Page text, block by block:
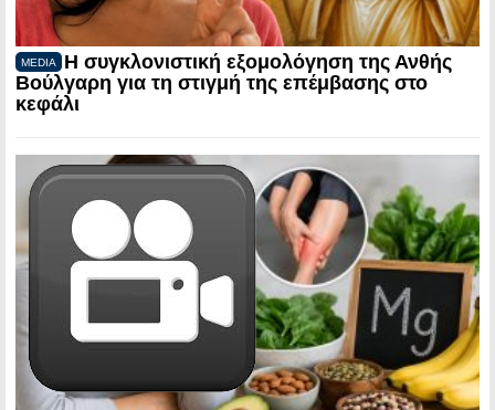
MEDIA
Η συγκλονιστική εξομολόγηση της Ανθής
Βούλγαρη για τη στιγμή της επέμβασης στο
κεφάλι